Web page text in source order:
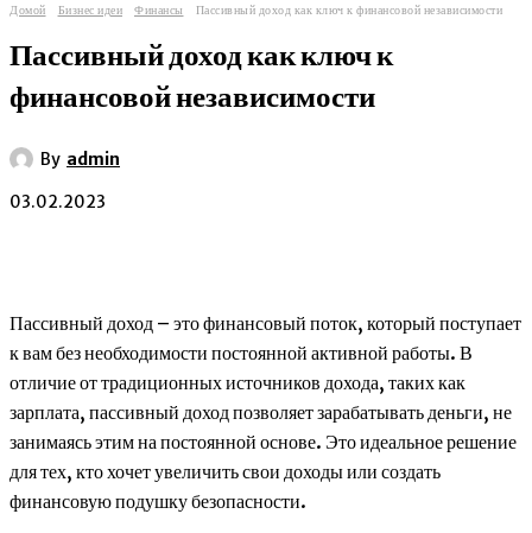
Домой Бизнес идеи Финансы Пассивный доход как ключ к финансовой независимости
Пассивный доход как ключ к
финансовой независимости
By admin
03.02.2023
Пассивный доход – это финансовый поток, который поступает
к вам без необходимости постоянной активной работы. В
отличие от традиционных источников дохода, таких как
зарплата, пассивный доход позволяет зарабатывать деньги, не
занимаясь этим на постоянной основе. Это идеальное решение
для тех, кто хочет увеличить свои доходы или создать
финансовую подушку безопасности.